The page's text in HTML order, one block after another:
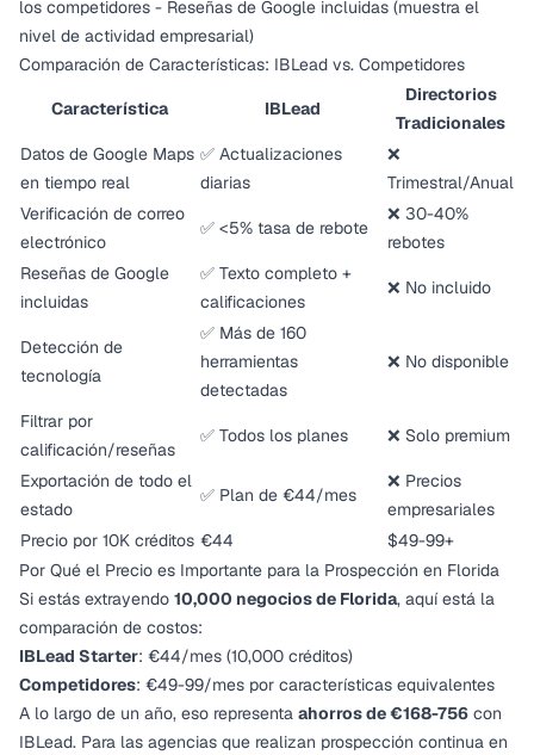
los competidores - Reseñas de Google incluidas (muestra el
nivel de actividad empresarial)
Comparación de Características: IBLead vs. Competidores
Característica IBLead
Directorios
Tradicionales
Datos de Google Maps
en tiempo real
✅ Actualizaciones
diarias
❌
Trimestral/Anual
Verificación de correo
electrónico
✅ <5% tasa de rebote
❌ 30-40%
rebotes
Reseñas de Google
incluidas
✅ Texto completo +
calificaciones
❌ No incluido
Detección de
tecnología
✅ Más de 160
herramientas
detectadas
❌ No disponible
Filtrar por
calificación/reseñas
✅ Todos los planes ❌ Solo premium
Exportación de todo el
estado
✅ Plan de €44/mes
❌ Precios
empresariales
Precio por 10K créditos €44
$49-99+
Por Qué el Precio es Importante para la Prospección en Florida
Si estás extrayendo 10,000 negocios de Florida, aquí está la
comparación de costos:
IBLead Starter: €44/mes (10,000 créditos)
Competidores: €49-99/mes por características equivalentes
A lo largo de un año, eso representa ahorros de €168-756 con
IBLead. Para las agencias que realizan prospección continua en